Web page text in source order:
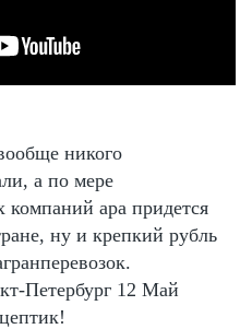
никого
а по мере
компаний ара придется
ну и крепкий рубль
Петербург 12 Май